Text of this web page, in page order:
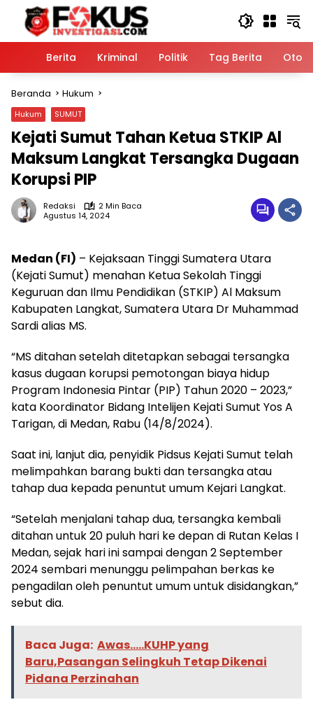
Langsung
konten
HomeBerita Kriminal Politik Tag Berita
Beranda Hukum
Hukum SUMUT
Kejati Sumut Tahan Ketua STKIP Al
Maksum Langkat Tersangka Dugaan
Korupsi PIP
Redaksi
2 Min Baca
Agustus 14, 2024
Medan (FI) – Kejaksaan Tinggi Sumatera Utara
(Kejati Sumut) menahan Ketua Sekolah Tinggi
Keguruan dan Ilmu Pendidikan (STKIP) Al Maksum
Kabupaten Langkat, Sumatera Utara Dr Muhammad
Sardi alias MS.
“MS ditahan setelah ditetapkan sebagai tersangka
kasus dugaan korupsi pemotongan biaya hidup
Program Indonesia Pintar (PIP) Tahun 2020 – 2023,”
kata Koordinator Bidang Intelijen Kejati Sumut Yos A
Tarigan, di Medan, Rabu (14/8/2024).
Saat ini, lanjut dia, penyidik Pidsus Kejati Sumut telah
melimpahkan barang bukti dan tersangka atau
tahap dua kepada penuntut umum Kejari Langkat.
“Setelah menjalani tahap dua, tersangka kembali
ditahan untuk 20 puluh hari ke depan di Rutan Kelas I
Medan, sejak hari ini sampai dengan 2 September
2024 sembari menunggu pelimpahan berkas ke
pengadilan oleh penuntut umum untuk disidangkan,”
sebut dia.
Baca Juga: Awas.....KUHP yang
Baru,Pasangan Selingkuh Tetap Dikenai
Pidana Perzinahan